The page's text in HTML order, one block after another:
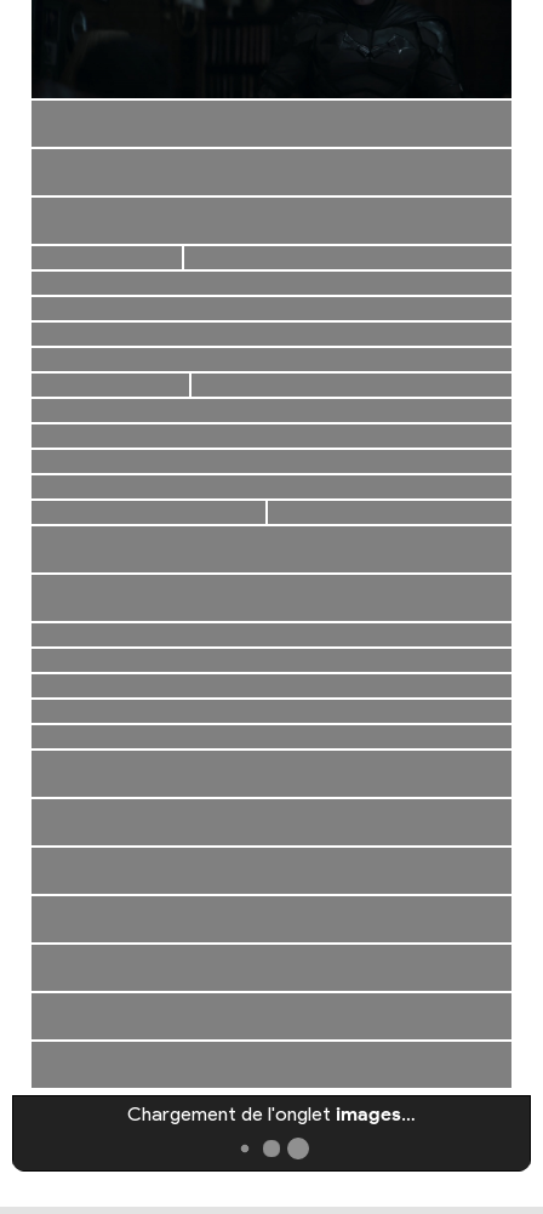
Chargement de l'onglet images…